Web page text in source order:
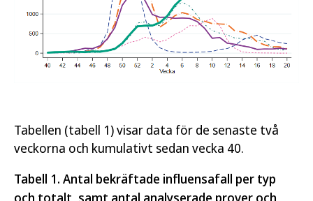
Tabellen (tabell 1) visar data för de senaste två
veckorna och kumulativt sedan vecka 40.
Tabell 1. Antal bekräftade influensafall per typ
och totalt, samt antal analyserade prover och